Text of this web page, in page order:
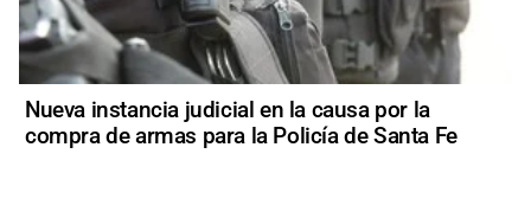
Nueva instancia judicial en la causa por la
compra de armas para la Policía de Santa Fe